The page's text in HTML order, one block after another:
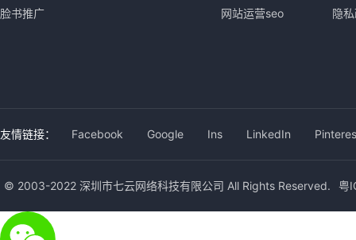
脸书推广 网站运营seo 隐
友情链接： Facebook Google Ins LinkedIn
© 2003-2022 深圳市七云网络科技有限公司 All Rights Reserved. 粤